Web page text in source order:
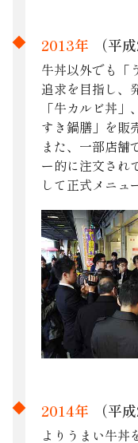
2013年 （平
牛丼以外でも「
追求を目指し、
「牛カルビ丼
すき鍋膳」を販
また、一部店舗
ー的に注文され
して正式メニュ
2014年 （平
よりうまい牛丼